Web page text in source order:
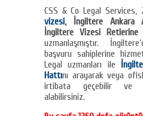
CSS & Co Legal Services,
vizesi, İngiltere Ankara
İngiltere Vizesi
uzmanlaşmıştır.
başvuru sahiplerine
Legal uzmanları ile
Hattını arayarak veya
irtibata geçebilir ve
alabilirsiniz.